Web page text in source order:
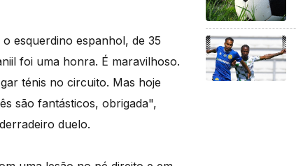
esquerdino espanhol, de 35
foi uma honra. É maravilhoso.
ténis no circuito. Mas hoje
são fantásticos, obrigada",
duelo.